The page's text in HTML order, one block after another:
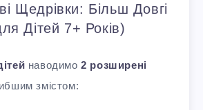
Щедрівки: Більш Довгі
Дітей 7+ Років)
наводимо2 розширені
змістом: